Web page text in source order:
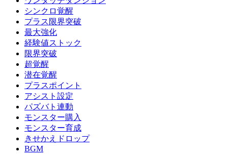
シンクロ覚醒
プラス限界突破
最大強化
経験値ストック
限界突破
超覚醒
潜在覚醒
プラスポイント
アシスト設定
パズバト連動
モンスター購入
モンスター育成
きせかえドロップ
BGM